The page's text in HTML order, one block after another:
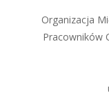
Organizacja
Pracowników